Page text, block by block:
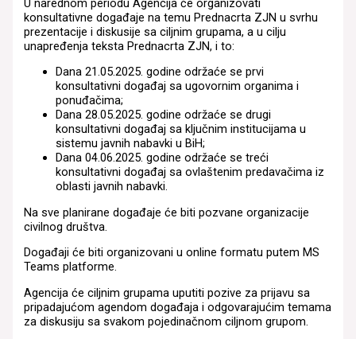
U narednom periodu Agencija će organizovati
konsultativne događaje na temu Prednacrta ZJN u svrhu
prezentacije i diskusije sa ciljnim grupama, a u cilju
unapređenja teksta Prednacrta ZJN, i to:
Dana 21.05.2025. godine održaće se prvi
konsultativni događaj sa ugovornim organima i
ponuđačima;
Dana 28.05.2025. godine održaće se drugi
konsultativni događaj sa ključnim institucijama u
sistemu javnih nabavki u BiH;
Dana 04.06.2025. godine održaće se treći
konsultativni događaj sa ovlaštenim predavačima iz
oblasti javnih nabavki.
Na sve planirane događaje će biti pozvane organizacije
civilnog društva.
Događaji će biti organizovani u online formatu putem MS
Teams platforme.
Agencija će ciljnim grupama uputiti pozive za prijavu sa
pripadajućom agendom događaja i odgovarajućim temama
za diskusiju sa svakom pojedinačnom ciljnom grupom.